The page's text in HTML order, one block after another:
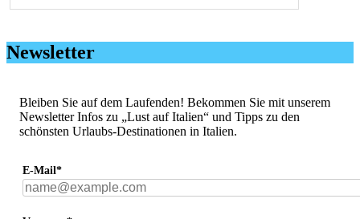
Newsletter
Bleiben Sie auf dem Laufenden! Bekommen Sie mit unserem
Newsletter Infos zu „Lust auf Italien“ und Tipps zu den
schönsten Urlaubs-Destinationen in Italien.
E-Mail*